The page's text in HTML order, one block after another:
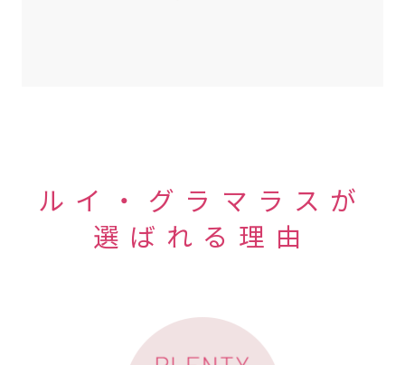
ルイ・グラマラスが
選ばれる理由